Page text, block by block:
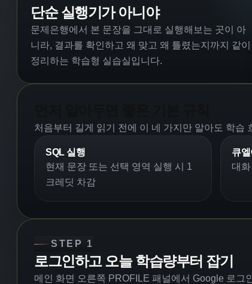
단순 실행기가 아니야
문제은행에서 본 문장을 그대로 실행해보는 곳이 아
니라, 결과를 확인하고 왜 맞고 왜 틀렸는지까지 같이
정리하는 학습형 실습실입니다.
처음부터 길게 읽기 전에 이 네 가지만 알아도 학습
SQL 실행
현재 문장 또는 선택 영역 실행 시 1
크레딧 차감
큐
대
STEP 1
로그인하고 오늘 학습량부터 잡기
메인 화면 오른쪽 PROFILE 패널에서 Google 로그